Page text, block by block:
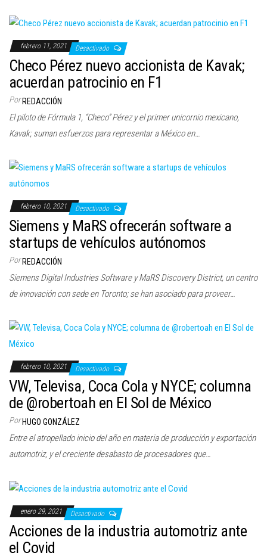
febrero 11, 2021 Desactivado
Checo Pérez nuevo accionista de Kavak;
acuerdan patrocinio en F1
Por REDACCIÓN
El piloto de Fórmula 1, “Checo” Pérez y el primer unicornio mexicano,
Kavak; suman esfuerzos para representar a México en…
febrero 10, 2021 Desactivado
Siemens y MaRS ofrecerán software a
startups de vehículos autónomos
Por REDACCIÓN
Siemens Digital Industries Software y MaRS Discovery District, un centro
de innovación con sede en Toronto; se han asociado para proveer…
febrero 10, 2021 Desactivado
VW, Televisa, Coca Cola y NYCE; columna
de @robertoah en El Sol de México
Por HUGO GONZÁLEZ
Entre el atropellado inicio del año en materia de producción y exportación
automotriz, y el creciente desabasto de procesadores que…
enero 29, 2021 Desactivado
Acciones de la industria automotriz ante
el Covid